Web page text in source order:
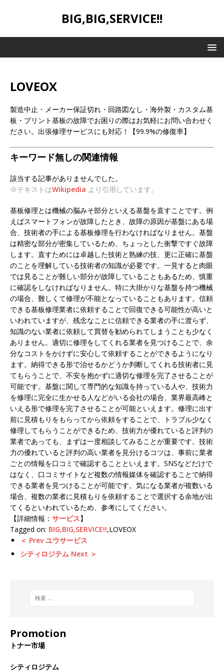
BIG,BIG,SERVICE!!
LOVEOX
製造中止・メーカー保証切れ・回路図なし・海外製・カスタム基
板・プリント基板の故障でお困りの際はお気軽にお問い合わせく
ださい。出張修理サービスにも対応！【99.9%の修復率】
キーワード無しの関連情報
該当する記事がありませんでした。
※テキストはWikipedia より引用しています。
基板修理とは機械の脳みそ部分といえる基盤を直すことです。例
えばスマートフォンが故障したとき、故障の原因が基盤にある場
合、技術者の手による基板修理を行わなければなりません。基盤
は精密な部分が密集しているため、ちょっとした衝撃ですぐ故障
します。直すためには卓越した技術と熟練の技、更に正確に基盤
のことを理解している技術者の知識が必要です。一見すると肉眼
では見ることが難しい部分が故障していることもあるため、慎重
に確認をしなければなりません。特に大掛かりな基盤を持つ機械
の場合、難しくて修理が不能となっていることもあります。信頼
できる基板修理業者に依頼することで回復できる可能性が高いと
いわれていますが、残念なことに信頼できる業者の手に渡らず、
知識のない業者に依頼して買替を勧められてしまうことも少なく
ありません。適切に修理をしてくれる業者を見つけることで、余
分なコストをかけずに安心して依頼することができるようになり
ます。納得できる形で治せるかどうか判断してくれる技術者に見
てもらうことで、不安を抱かずに適切な修理を完了させることが
可能です。基盤に関して専門的な知識を持っている人や、技術力
を修理に完全に生かせる人などがいる会社の場合、業界最高峰と
いえる形で修理を完了させることが可能といえます。修理に出す
前に見積もりをもらってから依頼をすることで、トラブル少なく
修理してもらうことができるため、技術力が優れていると評判の
業者であっても、まずは一度相談してみることが重要です。技術
力の優れていると評判の高い業者を見分けるコツは、事前に業者
ごとの情報を口コミで確認することといえます。SNSなどだけで
はなく、口コミサイトなど複数の情報媒体を確認することで納得
できる業者を見つけることが可能です。気になる業者が複数いる
場合、複数の業者に見積もりを依頼することで選択する余地が出
てくるといわれているため、参考にしてください。
【詳細情報： サービス】
Tagged on: BIG,BIG,SERVICE!!,LOVEOX
＜ Prev ユウサービス
シティロジテム Next ＞
Promotion
トナー市場
シティロジテム